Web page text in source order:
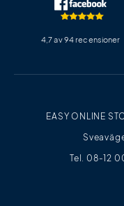
EASY ONLINE
Tel. 08-12
4,7 av 94 recensioner